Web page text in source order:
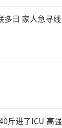
多日 家人急寻线
斤进了ICU 高强